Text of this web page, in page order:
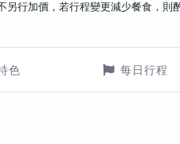
另行加價，若行程變更減少餐食，則
色 每日行程